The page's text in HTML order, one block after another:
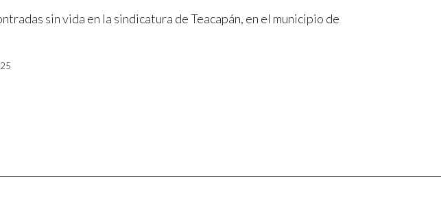
sin vida en la sindicatura de Teacapán, en el municipio de